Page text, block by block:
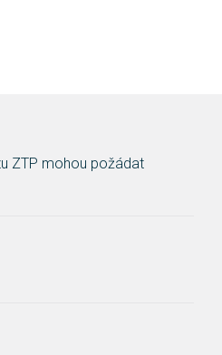
ZTP mohou požádat